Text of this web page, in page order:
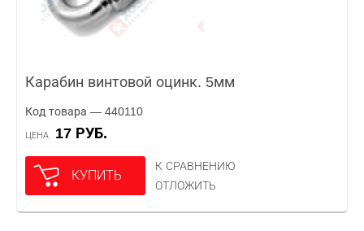
Карабин винтовой оцинк. 5мм
Код товара — 440110
ЦЕНА 17 РУБ.
КУПИТЬ
К СРАВНЕНИЮ
ОТЛОЖИТЬ